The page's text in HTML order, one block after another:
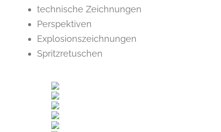
technische Zeichnungen
Perspektiven
Explosionszeichnungen
Spritzretuschen